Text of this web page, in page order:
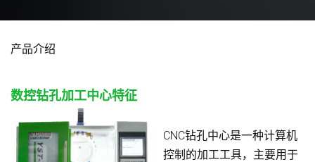
产品介绍
数控钻孔加工中心特征
CNC钻孔中心是一种计算机
控制的加工工具，主要用于